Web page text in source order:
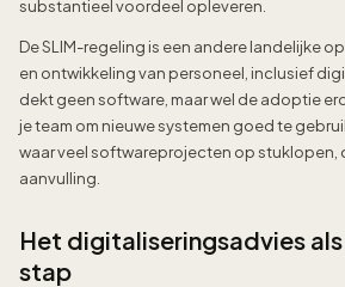
substantieel voordeel opleveren.
De SLIM-regeling is een andere landelijke
en ontwikkeling van personeel, inclusief
dekt geen software, maar wel de adoptie
je team om nieuwe systemen goed te
waar veel softwareprojecten op stuklopen,
aanvulling.
Het digitaliseringsadvies
stap